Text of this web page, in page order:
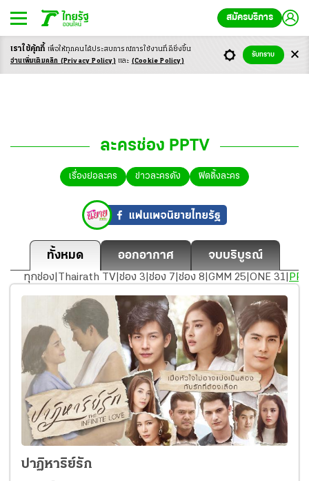
สมัครบริการ
ละครช่อง PPTV
เรื่องย่อละคร ข่าวละครดัง ฟิตติ้งละคร
ทั้งหมด ออกอากาศ จบบริบูรณ์
ทุกช่อง Thairath TV ช่อง 3 ช่อง 7 ช่อง 8 GMM 25 ONE 31
ปาฏิหาริย์รัก
เราใช้คุ้กกี้ เพื่อให้ทุกคนได้ประสบการณ์การใช้งานที่ดียิ่งขึ้น
อ่านเพิ่มเติมคลิก (Privacy Policy) และ (Cookie Policy)
รับทราบ